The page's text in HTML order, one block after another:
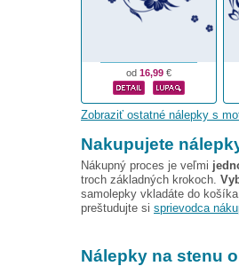
od 16,99 €
Zobraziť ostatné nálepky s
Nakupujete
Nákupný proces je veľmi
troch základných krokoch.
samolepky vkladáte do
preštudujte si sprievodca
Nálepky na stenu